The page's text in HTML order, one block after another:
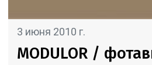
3 июня 2010 г.
MODULOR /